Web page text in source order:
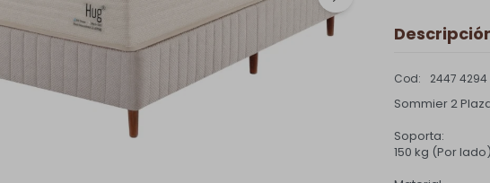
2447 4294
Sommier 2
Soporta:
150 kg (Por lado)